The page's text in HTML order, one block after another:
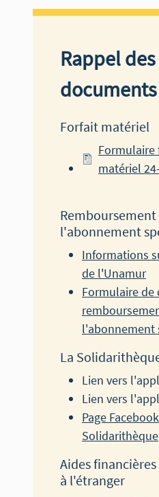
Rappel
Forfait matériel
Document
Formulaire
matériel
Remboursement
l'abonnement
Informations
de l'Unamur
Formulaire de
l'abonnement
La
Lien vers
Lien vers
Page
Solidarithèque
Aides
à l'étranger